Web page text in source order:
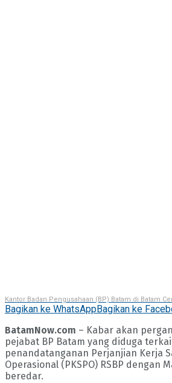
Kantor Badan Pengusahaan (BP) Batam di Batam
Bagikan ke WhatsAppBagikan ke
BatamNow.com – Kabar akan
pejabat BP Batam yang diduga
penandatanganan Perjanjian Kerja
Operasional (PKSPO) RSBP dengan
beredar.